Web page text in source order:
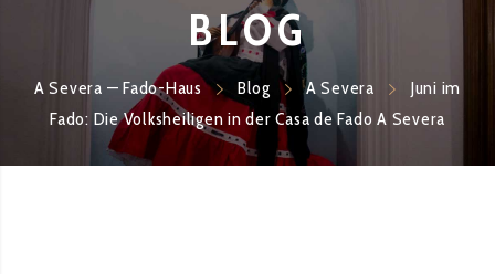
BLOG
A Severa — Fado-Haus Blog A Severa
Juni im
Fado: Die Volksheiligen in der Casa de Fado A Severa